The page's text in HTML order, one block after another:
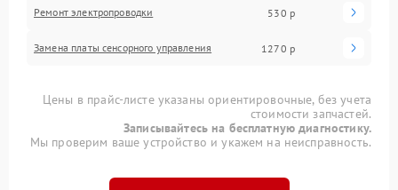
Ремонт электропроводки 530 р
Замена платы сенсорного управления 1270 р
Цены в прайс-листе указаны ориентировочные, без учета
стоимости запчастей.
Записывайтесь на бесплатную диагностику.
Мы проверим ваше устройство и укажем на неисправность.